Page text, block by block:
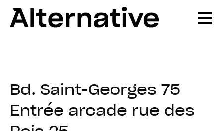
Bd. Saint-Georges 75
Entrée arcade rue des